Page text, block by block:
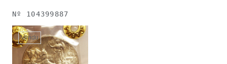
Nº 104399887
Vendu